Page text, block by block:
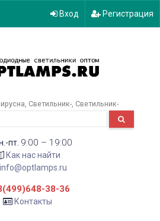
Вход Регистрация
Светильник- Светильник-
пт. 9:00 – 19:00
Как нас найти
info@optlamps.ru
38-36
Контакты